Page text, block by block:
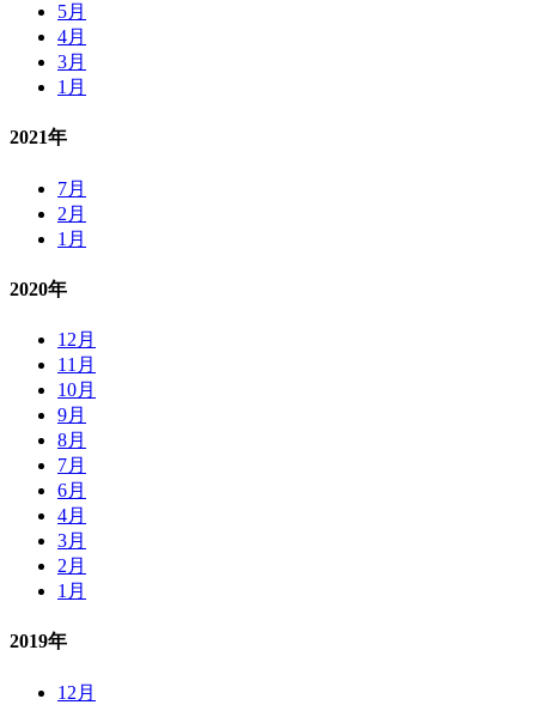
5月
4月
3月
1月
2021年
7月
2月
1月
2020年
12月
11月
10月
9月
8月
7月
6月
4月
3月
2月
1月
2019年
12月